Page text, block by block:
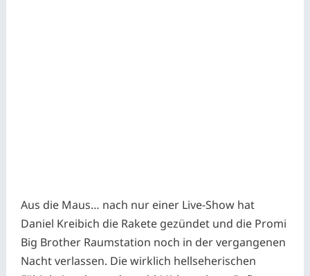
Aus die Maus… nach nur einer Live-Show hat
Daniel Kreibich die Rakete gezündet und die Promi
Big Brother Raumstation noch in der vergangenen
Nacht verlassen. Die wirklich hellseherischen